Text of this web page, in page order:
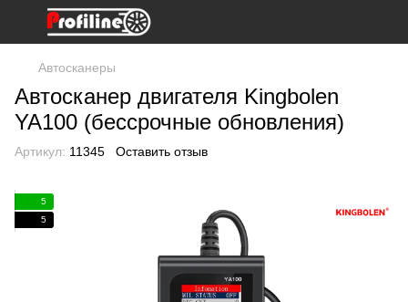
Автосканеры
Автосканер двигателя Kingbolen
YA100 (бессрочные обновления)
Артикул: 11345 Оставить отзыв
5
5